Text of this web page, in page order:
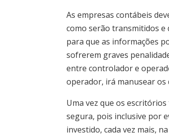
As empresas contábeis
como serão transmitidos e
para que as informações
sofrerem graves
entre controlador e
operador, irá manusear os
Uma vez que os
segura, pois inclusive por
investido, cada vez mais,